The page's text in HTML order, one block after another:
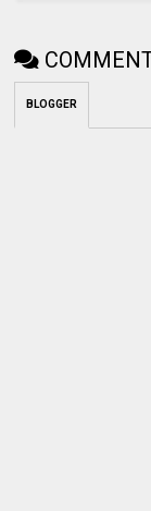
BLOGGER